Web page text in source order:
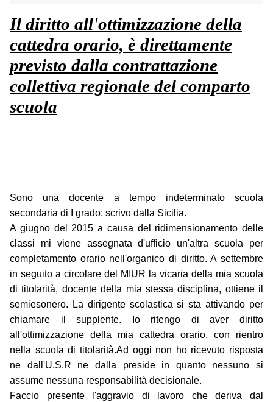
Il diritto all'ottimizzazione della
cattedra orario, è direttamente
previsto dalla contrattazione
collettiva regionale del comparto
scuola
Sono una docente a tempo indeterminato scuola
secondaria di I grado; scrivo dalla Sicilia.
A giugno del 2015 a causa del ridimensionamento delle
classi mi viene assegnata d'ufficio un'altra scuola per
completamento orario nell'organico di diritto. A settembre
in seguito a circolare del MIUR la vicaria della mia scuola
di titolarità, docente della mia stessa disciplina, ottiene il
semiesonero. La dirigente scolastica si sta attivando per
chiamare il supplente. Io ritengo di aver diritto
all'ottimizzazione della mia cattedra orario, con rientro
nella scuola di titolarità.Ad oggi non ho ricevuto risposta
ne dall'U.S.R ne dalla preside in quanto nessuno si
assume nessuna responsabilità decisionale.
Faccio presente l'aggravio di lavoro che deriva dal